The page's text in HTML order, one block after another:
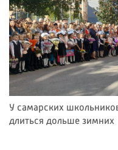
У самарских
длиться дольше зимних